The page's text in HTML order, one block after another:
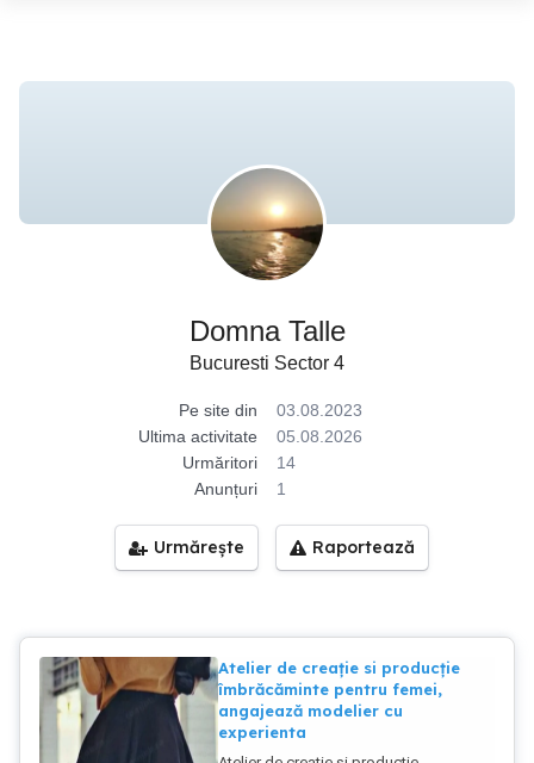
Domna Talle
Bucuresti Sector 4
Pe site din
03.08.2023
Ultima activitate
05.08.2026
Urmăritori
14
Anunțuri
1
Urmărește Raportează
Atelier de creație si producție
îmbrăcăminte pentru femei,
angajează modelier cu
experienta